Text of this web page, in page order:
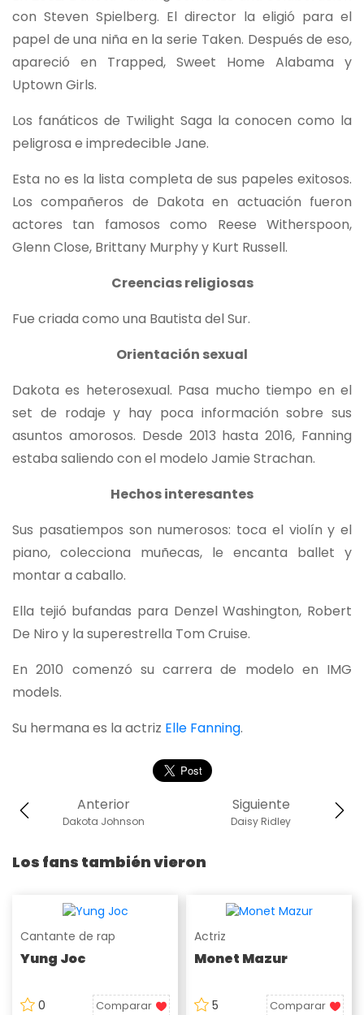
con Steven Spielberg. El director la eligió para el
papel de una niña en la serie Taken. Después de eso,
apareció en Trapped, Sweet Home Alabama y
Uptown Girls.
Los fanáticos de Twilight Saga la conocen como la
peligrosa e impredecible Jane.
Esta no es la lista completa de sus papeles exitosos.
Los compañeros de Dakota en actuación fueron
actores tan famosos como Reese Witherspoon,
Glenn Close, Brittany Murphy y Kurt Russell.
Creencias religiosas
Fue criada como una Bautista del Sur.
Orientación sexual
Dakota es heterosexual. Pasa mucho tiempo en el
set de rodaje y hay poca información sobre sus
asuntos amorosos. Desde 2013 hasta 2016, Fanning
estaba saliendo con el modelo Jamie Strachan.
Hechos interesantes
Sus pasatiempos son numerosos: toca el violín y el
piano, colecciona muñecas, le encanta ballet y
montar a caballo.
Ella tejió bufandas para Denzel Washington, Robert
De Niro y la superestrella Tom Cruise.
En 2010 comenzó su carrera de modelo en IMG
models.
Su hermana es la actriz Elle Fanning.
Siguiente
Daisy Ridley
Anterior
Dakota Johnson
Los fans también vieron
Cantante de rap
Yung Joc
0 Comparar
Actriz
Monet Mazur
5 Comparar